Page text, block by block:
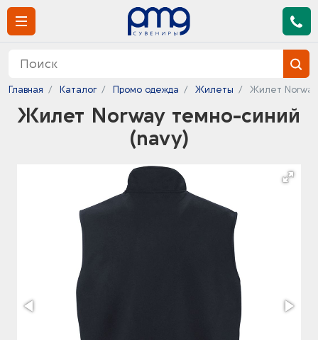
Главная Каталог Промо одежда Жилеты Жилет
Жилет Norway темно-синий
(navy)